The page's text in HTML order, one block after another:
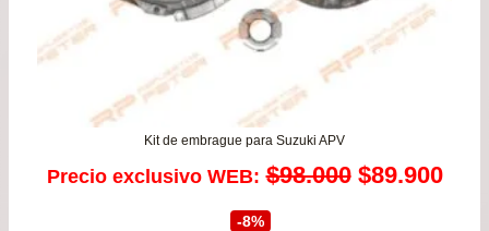
Kit de embrague para Suzuki APV
Precio exclusivo WEB: $98.000 El
$89.900El
-8%